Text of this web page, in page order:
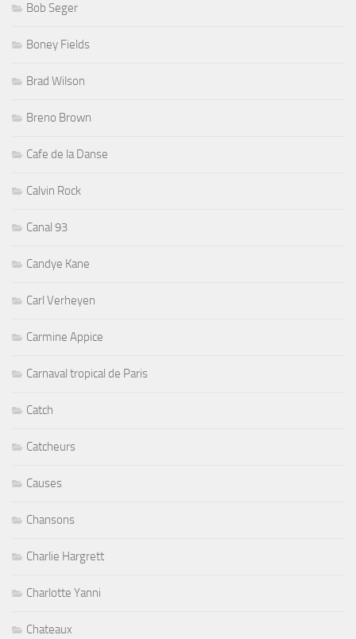
Bob Seger
Boney Fields
Brad Wilson
Breno Brown
Cafe de la Danse
Calvin Rock
Canal 93
Candye Kane
Carl Verheyen
Carmine Appice
Carnaval tropical de Paris
Catch
Catcheurs
Causes
Chansons
Charlie Hargrett
Charlotte Yanni
Chateaux